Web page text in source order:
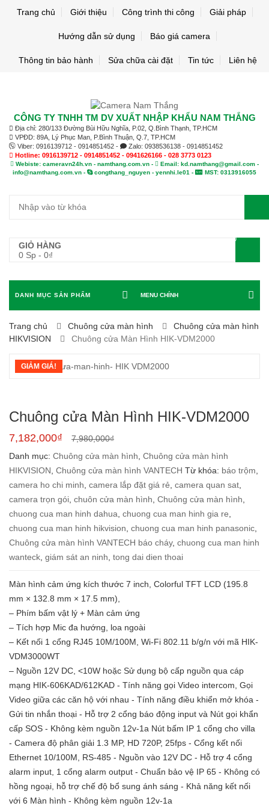
Trang chủ Giới thiệu Công trình thi công Giải pháp
Hướng dẫn sử dụng Báo giá camera
Thông tin bảo hành Sửa chữa cài đặt Tin tức Liên hệ
CÔNG TY TNHH TM DV XUẤT NHẬP KHẨU NAM THẮNG
Địa chỉ: 280/133 Đường Bùi Hữu Nghĩa, P.02, Q.Bình Thạnh, TP.HCM
VPĐD: 89A, Lý Phục Man, P.Bình Thuận, Q.7, TP.HCM
Viber: 0916139712 - 0914851452 -
Zalo: 0938536138 - 0914851452
Hotline: 0916139712 - 0914851452 - 0941626166 - 028 3773 0123
Webiste: cameravn24h.vn - namthang.com.vn -
Email: kd.namthang@gmail.com -
info@namthang.com.vn -
congthang_nguyen - yennhi.le01 - MST: 0313916055
GIỎ HÀNG
0 Sp - 0₫
0
DANH MỤC SẢN PHẨM MENU CHÍNH
Trang chủ Chuông cửa màn hình
Chuông cửa màn hình
HIKVISION
Chuông cửa Màn Hình HIK-VDM2000
GIẢM GIÁ!
Chuông cửa Màn Hình HIK-VDM2000
7,980,000₫
7,182,000₫
Danh mục: Chuông cửa màn hình Chuông cửa màn hình
HIKVISION Chuông cửa màn hình VANTECH Từ khóa: báo trộm
camera ho chi minh camera lắp đặt giá rẻ camera quan sat
camera trọn gói chuôn cửa màn hình Chuông cửa màn hình
chuong cua man hinh dahua chuong cua man hinh gia re
chuong cua man hinh hikvision chuong cua man hinh panasonic
Chuông cửa màn hình VANTECH báo cháy, chuong cua man hinh
wanteck giám sát an ninh tong dai dien thoai
Màn hình cảm ứng kích thước 7 inch, Colorful TFT LCD (195.8
mm × 132.8 mm × 17.5 mm),
– Phím bấm vật lý + Màn cảm ứng
– Tích hợp Mic đa hướng, loa ngoài
– Kết nối 1 cổng RJ45 10M/100M, Wi-Fi 802.11 b/g/n với mã HIK-
VDM3000WT
– Nguồn 12V DC, <10W hoặc Sử dụng bộ cấp nguồn qua cáp
mạng HIK-606KAD/612KAD - Tính năng gọi Video intercom, Gọi
Video giữa các căn hộ với nhau - Tính năng điều khiển mở khóa -
Gửi tin nhắn thoại - Hỗ trợ 2 cổng báo động input và Nút gọi khẩn
cấp SOS - Không kèm nguồn 12v-1a Nút bấm IP 1 cổng cho villa
- Camera độ phân giải 1.3 MP, HD 720P, 25fps - Cổng kết nối
Ethernet 10/100M, RS-485 - Nguồn vào 12V DC - Hỗ trợ 4 cổng
alarm input, 1 cổng alarm output - Chuẩn bảo vệ IP 65 - Không có
hồng ngoại, hỗ trợ chế độ bổ sung ánh sáng - Khả năng kết nối
với 6 Màn hình - Không kèm nguồn 12v-1a